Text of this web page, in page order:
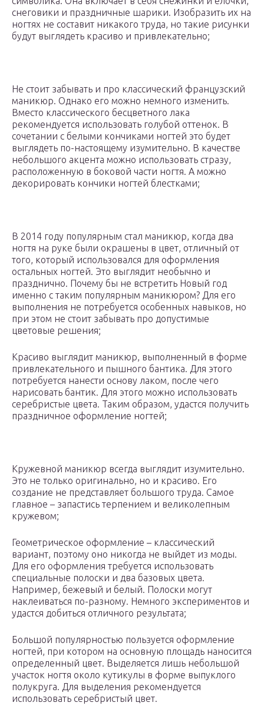
снеговики и праздничные шарики. Изобразить их на
ногтях не составит никакого труда, но такие рисунки
будут выглядеть красиво и привлекательно;
Не стоит забывать и про классический французский
маникюр. Однако его можно немного изменить.
Вместо классического бесцветного лака
рекомендуется использовать голубой оттенок. В
сочетании с белыми кончиками ногтей это будет
выглядеть по-настоящему изумительно. В качестве
небольшого акцента можно использовать стразу,
расположенную в боковой части ногтя. А можно
декорировать кончики ногтей блестками;
В 2014 году популярным стал маникюр, когда два
ногтя на руке были окрашены в цвет, отличный от
того, который использовался для оформления
остальных ногтей. Это выглядит необычно и
празднично. Почему бы не встретить Новый год
именно с таким популярным маникюром? Для его
выполнения не потребуется особенных навыков, но
при этом не стоит забывать про допустимые
цветовые решения;
Красиво выглядит маникюр, выполненный в форме
привлекательного и пышного бантика. Для этого
потребуется нанести основу лаком, после чего
нарисовать бантик. Для этого можно использовать
серебристые цвета. Таким образом, удастся получить
праздничное оформление ногтей;
Кружевной маникюр всегда выглядит изумительно.
Это не только оригинально, но и красиво. Его
создание не представляет большого труда. Самое
главное – запастись терпением и великолепным
кружевом;
Геометрическое оформление – классический
вариант, поэтому оно никогда не выйдет из моды.
Для его оформления требуется использовать
специальные полоски и два базовых цвета.
Например, бежевый и белый. Полоски могут
наклеиваться по-разному. Немного экспериментов и
удастся добиться отличного результата;
Большой популярностью пользуется оформление
ногтей, при котором на основную площадь наносится
определенный цвет. Выделяется лишь небольшой
участок ногтя около кутикулы в форме выпуклого
полукруга. Для выделения рекомендуется
использовать серебристый цвет.